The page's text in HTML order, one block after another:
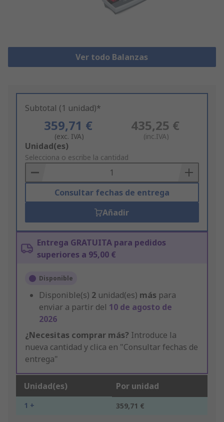
Ver todo Balanzas
Subtotal (1 unidad)*
359,71 €
(exc. IVA)
435,25 €
(inc.IVA)
Add
to
Basket
Unidad(es)
Selecciona o escribe la cantidad
Consultar fechas de entrega
Añadir
Entrega GRATUITA para pedidos
superiores a 95,00 €
Disponible
Disponible(s) 2 unidad(es) más para
enviar a partir del 10 de agosto de
2026
¿Necesitas comprar más? Introduce la
nueva cantidad y clica en "Consultar fechas de
entrega"
Unidad(es) Por unidad
1 + 359,71 €